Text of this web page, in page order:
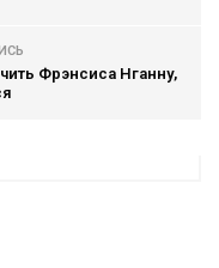
Фрэнсиса Нганну,